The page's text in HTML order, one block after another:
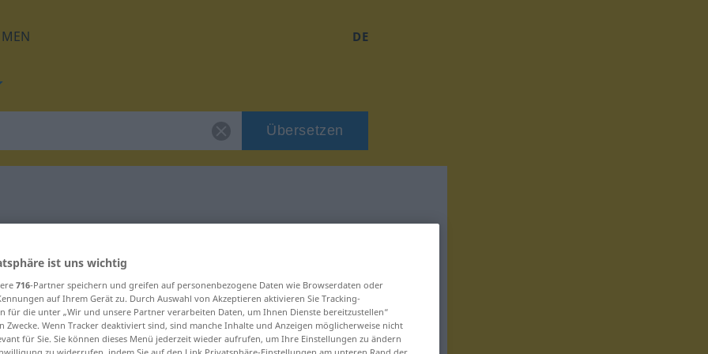
DE
Übersetzen
"alleinig"
ist uns wichtig
716-Partner speichern und greifen auf personenbezogene Daten wie Browserdaten oder
auf Ihrem Gerät zu. Durch Auswahl von Akzeptieren aktivieren Sie Tracking-
für die unter „Wir und unsere Partner verarbeiten Daten, um Ihnen Dienste bereitzustellen“
Zwecke. Wenn Tracker deaktiviert sind, sind manche Inhalte und Anzeigen möglicherweise nicht
für Sie. Sie können dieses Menü jederzeit wieder aufrufen, um Ihre Einstellungen zu ändern